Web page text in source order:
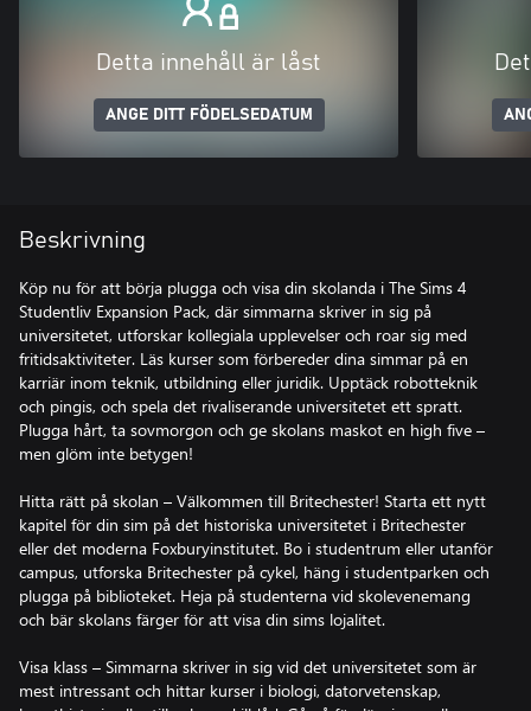
Detta innehåll är låst
ANGE DITT FÖDELSEDATUM
Beskrivning
Köp nu för att börja plugga och visa din skolanda i The Sims 4
Studentliv Expansion Pack, där simmarna skriver in sig på
universitetet, utforskar kollegiala upplevelser och roar sig med
fritidsaktiviteter. Läs kurser som förbereder dina simmar på en
karriär inom teknik, utbildning eller juridik. Upptäck robotteknik
och pingis, och spela det rivaliserande universitetet ett spratt.
Plugga hårt, ta sovmorgon och ge skolans maskot en high five –
men glöm inte betygen!
Hitta rätt på skolan – Välkommen till Britechester! Starta ett nytt
kapitel för din sim på det historiska universitetet i Britechester
eller det moderna Foxburyinstitutet. Bo i studentrum eller utanför
campus, utforska Britechester på cykel, häng i studentparken och
plugga på biblioteket. Heja på studenterna vid skolevenemang
och bär skolans färger för att visa din sims lojalitet.
Visa klass – Simmarna skriver in sig vid det universitetet som är
mest intressant och hittar kurser i biologi, datorvetenskap,